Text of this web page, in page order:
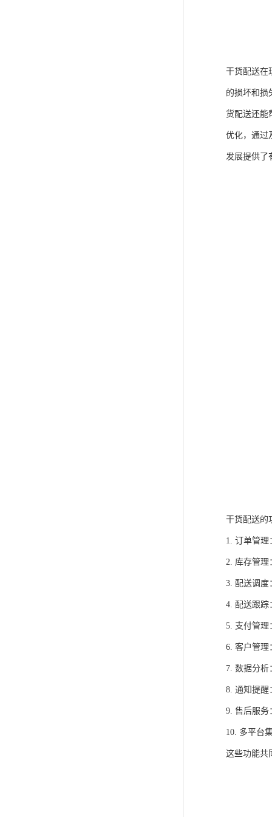
干货配送在
的损坏和损
货配送还能
优化，通过
发展提供了
干货配送的
1. 订单管理
2. 库存管理
3. 配送调度
4. 配送跟踪
5. 支付管理
6. 客户管理
7. 数据分析
8. 通知提醒
9. 售后服务
10. 多平台
这些功能共